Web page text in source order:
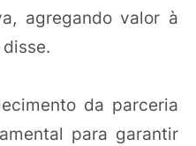
agregando valor à
da parceria
para garantir